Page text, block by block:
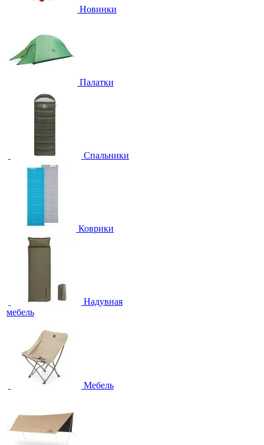
Новинки
Палатки
Спальники
Коврики
Надувная
мебель
Мебель